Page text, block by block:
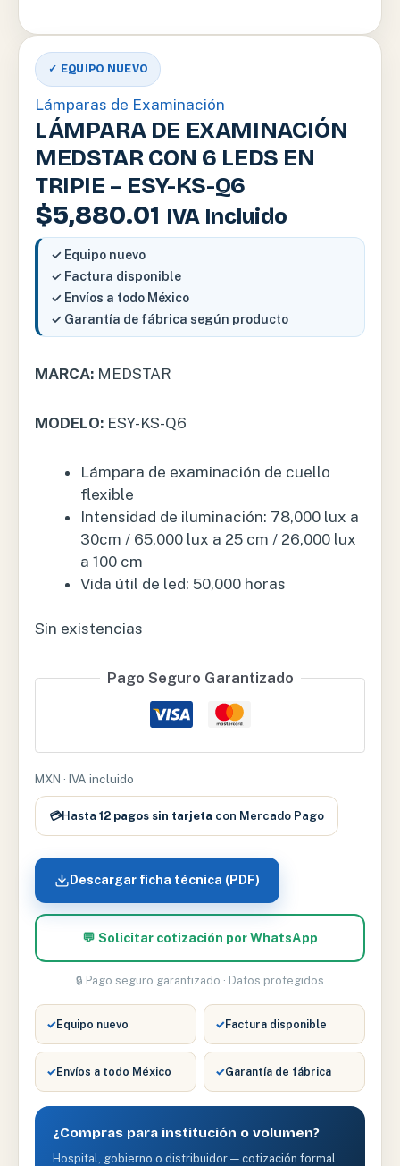
✓ EQUIPO NUEVO
Lámparas de Examinación
LÁMPARA DE EXAMINACIÓN
MEDSTAR CON 6 LEDS EN
TRIPIE – ESY-KS-Q6
$5,880.01 IVA Incluido
✓ Equipo nuevo
✓ Factura disponible
✓ Envíos a todo México
✓ Garantía de fábrica según producto
MARCA: MEDSTAR
MODELO: ESY-KS-Q6
Lámpara de examinación de cuello
flexible
Intensidad de iluminación: 78,000 lux a
30cm / 65,000 lux a 25 cm / 26,000 lux
a 100 cm
Vida útil de led: 50,000 horas
Sin existencias
Pago Seguro Garantizado
MXN · IVA incluido
💳Hasta 12 pagos sin tarjeta con Mercado Pago
Descargar ficha técnica (PDF)
💬 Solicitar cotización por WhatsApp
🔒 Pago seguro garantizado · Datos protegidos
✓Equipo nuevo ✓Factura disponible
✓Envíos a todo México ✓Garantía de fábrica
¿Compras para institución o volumen?
Hospital, gobierno o distribuidor — cotización formal.